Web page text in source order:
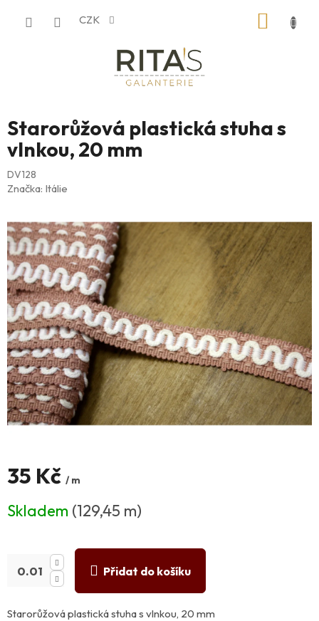
CZK
Starorůžová plastická stuha s
vlnkou, 20 mm
DV128
Značka: Itálie
35 Kč / m
cena:
Skladem (129,45 m)
Přidat do košíku
Starorůžová plastická stuha s vlnkou, 20 mm